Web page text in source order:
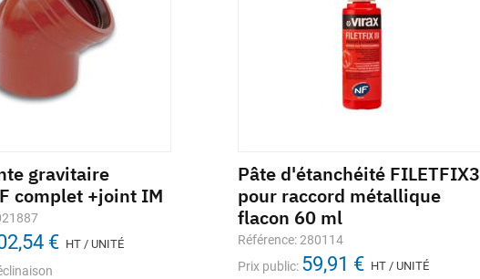
gravitaire
complet +joint IM
€ HT / UNITÉ
DELTA
BLUE bleu avec ACS
M021668
1,13 € HT / UNITÉ
déclinaison
Pâte d'étanchéité FILETFIX3
pour raccord métallique
flacon 60 ml
Référence: 280114
Prix public: 59,91 € HT / UNITÉ